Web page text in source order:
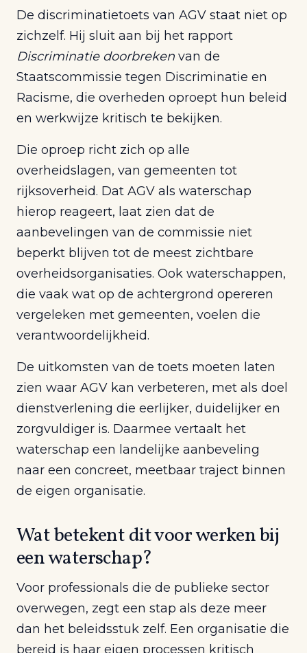
De discriminatietoets van AGV staat niet op
zichzelf. Hij sluit aan bij het rapport
Discriminatie doorbreken van de
Staatscommissie tegen Discriminatie en
Racisme, die overheden oproept hun beleid
en werkwijze kritisch te bekijken.
Die oproep richt zich op alle
overheidslagen, van gemeenten tot
rijksoverheid. Dat AGV als waterschap
hierop reageert, laat zien dat de
aanbevelingen van de commissie niet
beperkt blijven tot de meest zichtbare
overheidsorganisaties. Ook waterschappen,
die vaak wat op de achtergrond opereren
vergeleken met gemeenten, voelen die
verantwoordelijkheid.
De uitkomsten van de toets moeten laten
zien waar AGV kan verbeteren, met als doel
dienstverlening die eerlijker, duidelijker en
zorgvuldiger is. Daarmee vertaalt het
waterschap een landelijke aanbeveling
naar een concreet, meetbaar traject binnen
de eigen organisatie.
Wat betekent dit voor werken bij
een waterschap?
Voor professionals die de publieke sector
overwegen, zegt een stap als deze meer
dan het beleidsstuk zelf. Een organisatie die
bereid is haar eigen processen kritisch